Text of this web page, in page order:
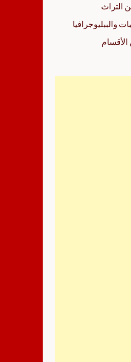
التراث
والببليوجرافيا
الأقسام